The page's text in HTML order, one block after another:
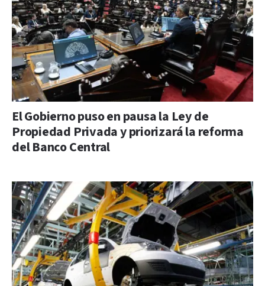
El Gobierno puso en pausa la Ley de
Propiedad Privada y priorizará la reforma
del Banco Central